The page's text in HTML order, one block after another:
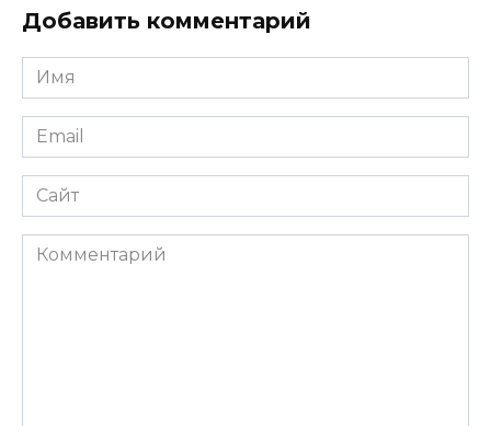
Добавить комментарий
Имя
*
Email
*
Сайт
Комментарий